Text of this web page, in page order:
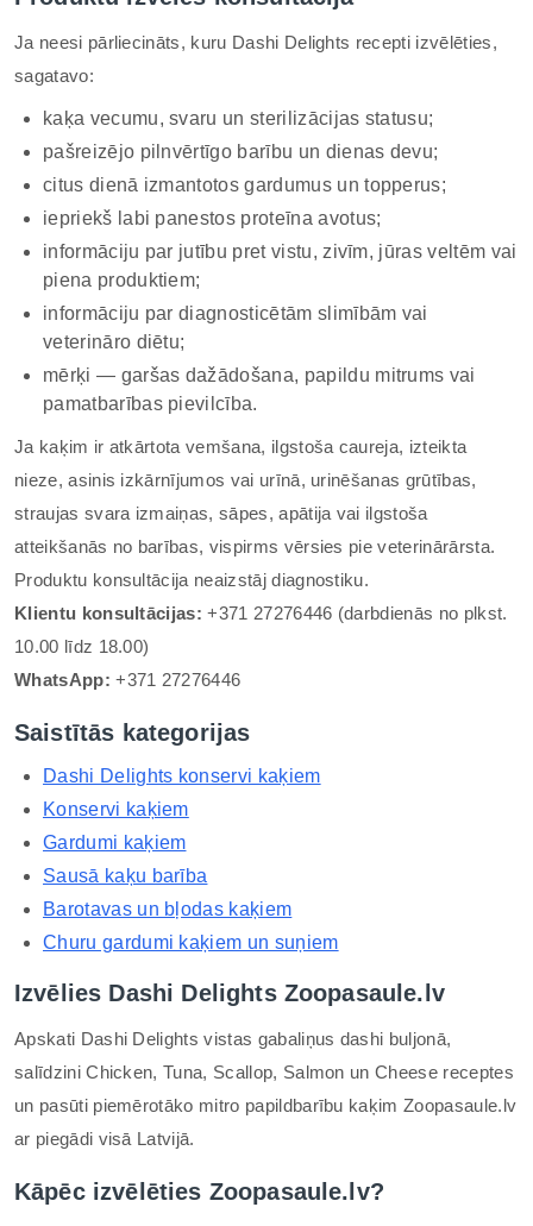
Ja neesi pārliecināts, kuru Dashi Delights recepti izvēlēties,
sagatavo:
kaķa vecumu, svaru un sterilizācijas statusu;
pašreizējo pilnvērtīgo barību un dienas devu;
citus dienā izmantotos gardumus un topperus;
iepriekš labi panestos proteīna avotus;
informāciju par jutību pret vistu, zivīm, jūras veltēm vai
piena produktiem;
informāciju par diagnosticētām slimībām vai
veterināro diētu;
mērķi — garšas dažādošana, papildu mitrums vai
pamatbarības pievilcība.
Ja kaķim ir atkārtota vemšana, ilgstoša caureja, izteikta
nieze, asinis izkārnījumos vai urīnā, urinēšanas grūtības,
straujas svara izmaiņas, sāpes, apātija vai ilgstoša
atteikšanās no barības, vispirms vērsies pie veterinārārsta.
Produktu konsultācija neaizstāj diagnostiku.
Klientu konsultācijas: +371 27276446 (darbdienās no plkst.
10.00 līdz 18.00)
WhatsApp: +371 27276446
Saistītās kategorijas
Dashi Delights konservi kaķiem
Konservi kaķiem
Gardumi kaķiem
Sausā kaķu barība
Barotavas un bļodas kaķiem
Churu gardumi kaķiem un suņiem
Izvēlies Dashi Delights Zoopasaule.lv
Apskati Dashi Delights vistas gabaliņus dashi buljonā,
salīdzini Chicken, Tuna, Scallop, Salmon un Cheese receptes
un pasūti piemērotāko mitro papildbarību kaķim Zoopasaule.lv
ar piegādi visā Latvijā.
Kāpēc izvēlēties Zoopasaule.lv?